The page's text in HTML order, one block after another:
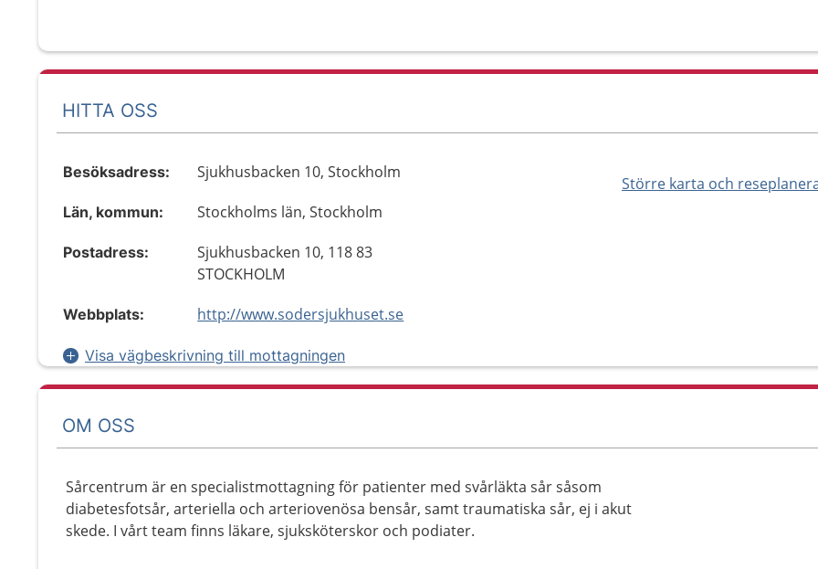
HITTA OSS
Större karta och
Besöksadress: Sjukhusbacken 10, Stockholm
Län, kommun: Stockholms län, Stockholm
Postadress:
Sjukhusbacken 10, 118 83
STOCKHOLM
Webbplats: http://www.sodersjukhuset.se
Visa vägbeskrivning till mottagningen
OM OSS
Sårcentrum är en specialistmottagning för patienter med svårläkta sår såsom
diabetesfotsår, arteriella och arteriovenösa bensår, samt traumatiska sår, ej i akut
skede. I vårt team finns läkare, sjuksköterskor och podiater.